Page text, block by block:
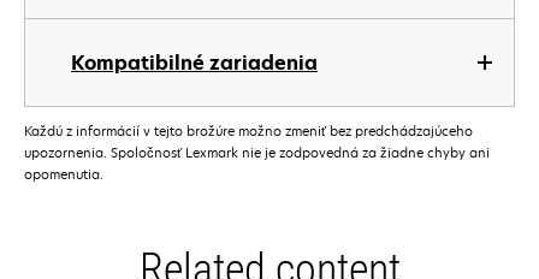
Kompatibilné zariadenia
Každú z informácií v tejto brožúre možno zmeniť bez predchádzajúceho
upozornenia. Spoločnosť Lexmark nie je zodpovedná za žiadne chyby ani
opomenutia.